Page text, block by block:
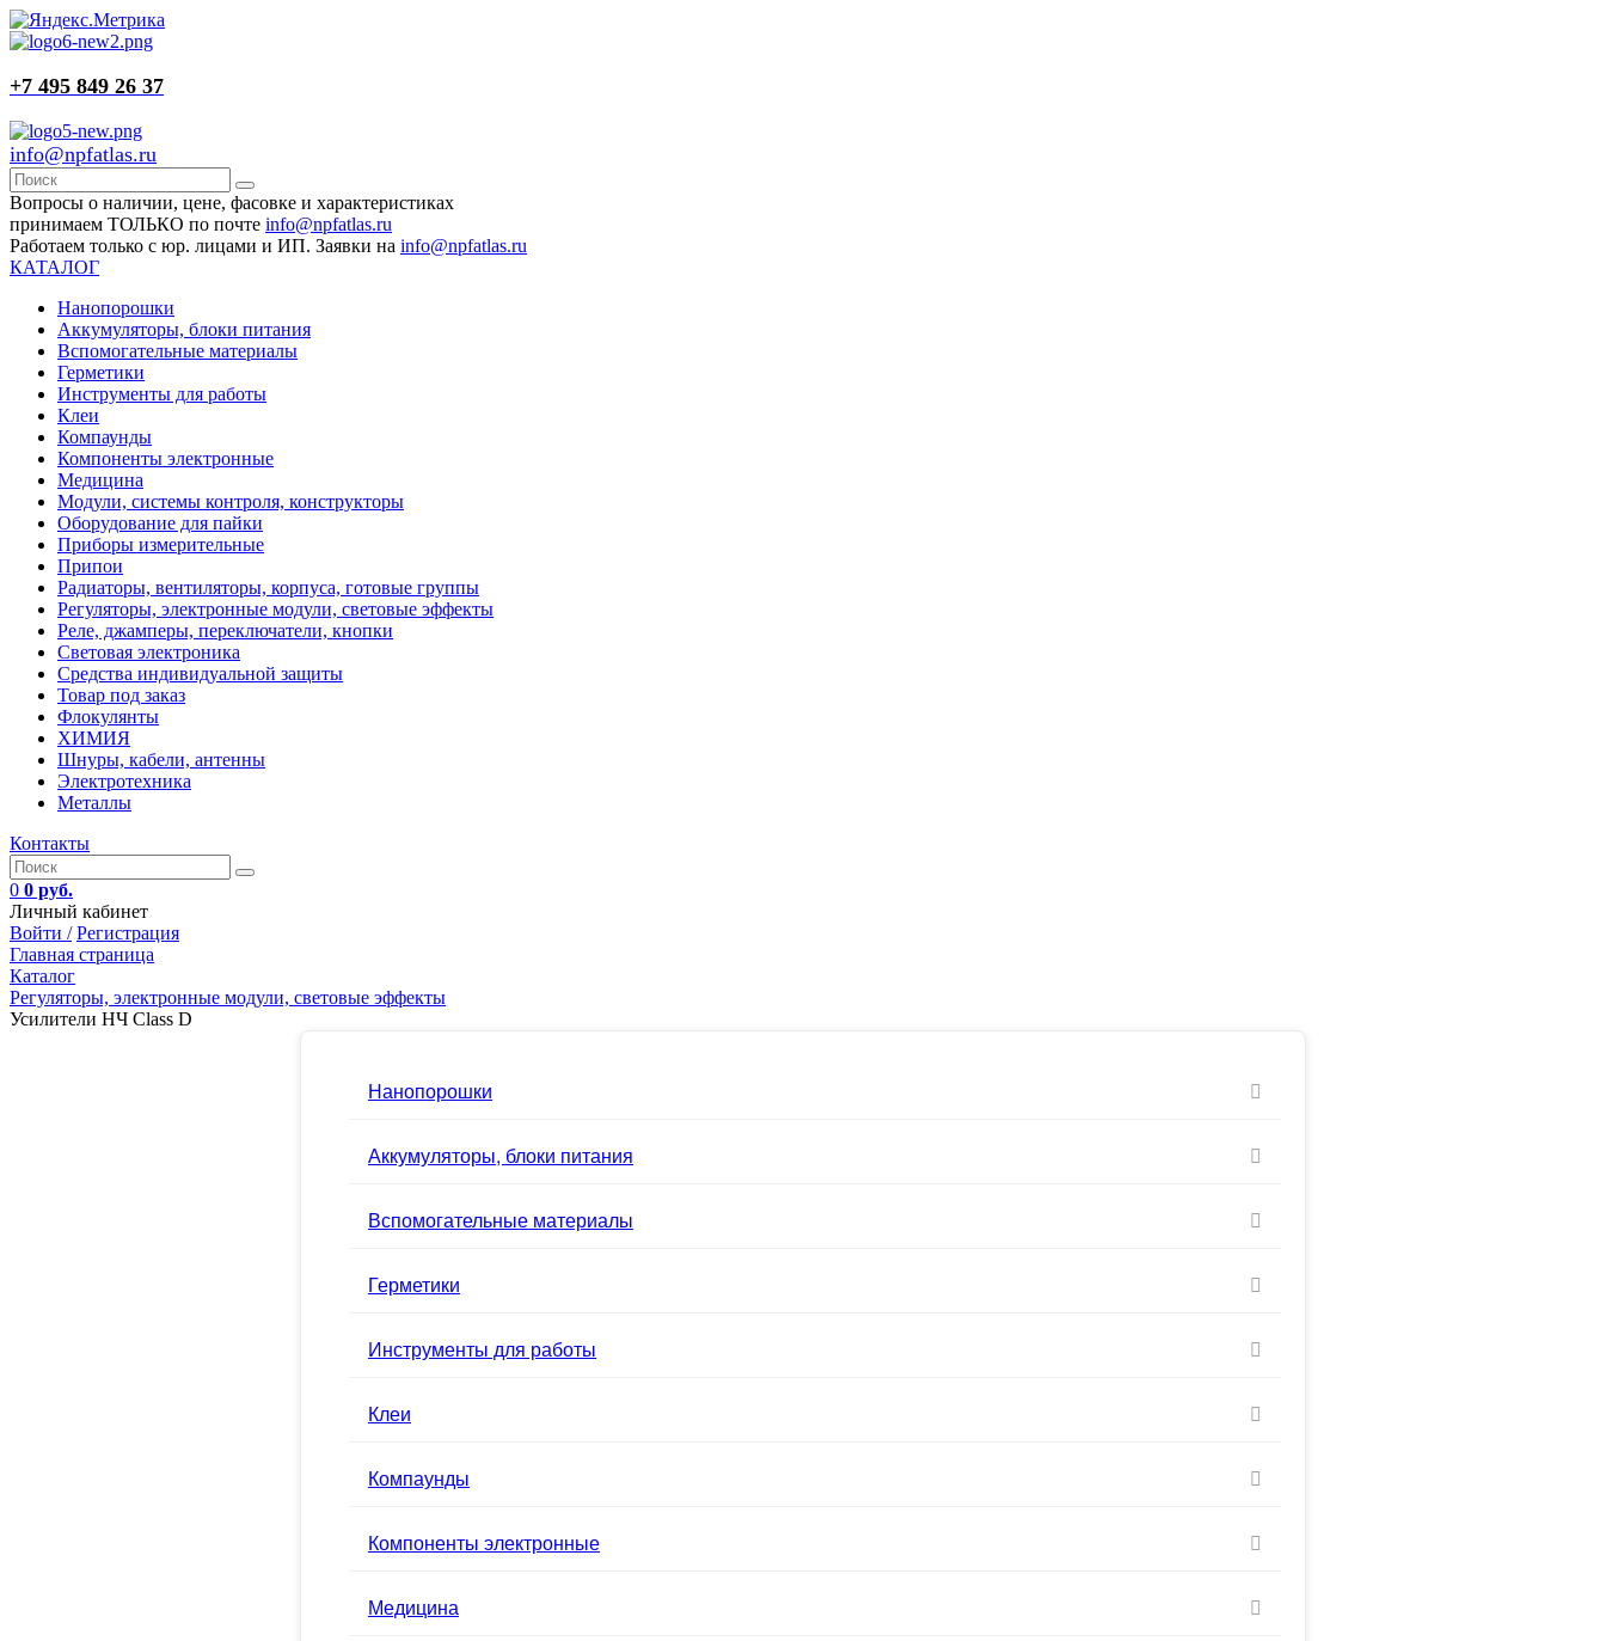
+7 495 849 26 37
info@npfatlas.ru
Вопросы о наличии, цене, фасовке и характеристиках
принимаем ТОЛЬКО по почте info@npfatlas.ru
Работаем только с юр. лицами и ИП. Заявки на info@npfatlas.ru
КАТАЛОГ
Нанопорошки
Аккумуляторы, блоки питания
Вспомогательные материалы
Герметики
Инструменты для работы
Клеи
Компаунды
Компоненты электронные
Медицина
Модули, системы контроля, конструкторы
Оборудование для пайки
Приборы измерительные
Припои
Радиаторы, вентиляторы, корпуса, готовые группы
Регуляторы, электронные модули, световые эффекты
Реле, джамперы, переключатели, кнопки
Световая электроника
Средства индивидуальной защиты
Товар под заказ
Флокулянты
ХИМИЯ
Шнуры, кабели, антенны
Электротехника
Металлы
Контакты
0 0 руб.
Личный кабинет
Войти / Регистрация
Главная страница
Каталог
Регуляторы, электронные модули, световые эффекты
Усилители НЧ Class D
Нанопорошки
Аккумуляторы, блоки питания
Вспомогательные материалы
Герметики
Инструменты для работы
Клеи
Компаунды
Компоненты электронные
Медицина